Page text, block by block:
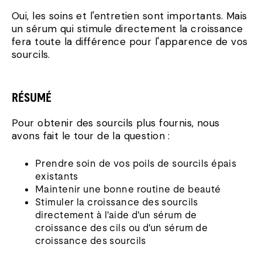
Oui, les soins et l'entretien sont importants. Mais
un sérum qui stimule directement la croissance
fera toute la différence pour l'apparence de vos
sourcils.
RÉSUMÉ
Pour obtenir des sourcils plus fournis, nous
avons fait le tour de la question :
Prendre soin de vos poils de sourcils épais
existants
Maintenir une bonne routine de beauté
Stimuler la croissance des sourcils
directement à l'aide d'un sérum de
croissance des cils ou d'un sérum de
croissance des sourcils